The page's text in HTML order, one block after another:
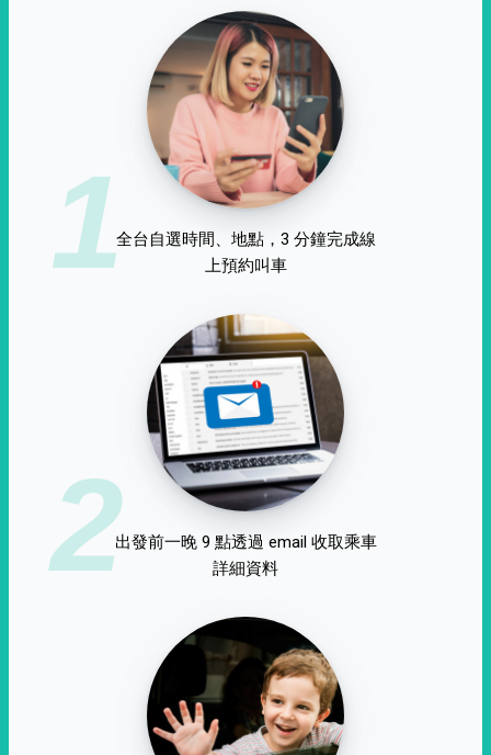
1全台自選時間、地點，3 分鐘完成線
上預約叫車
2出發前一晚 9 點透過 email 收取乘車
詳細資料